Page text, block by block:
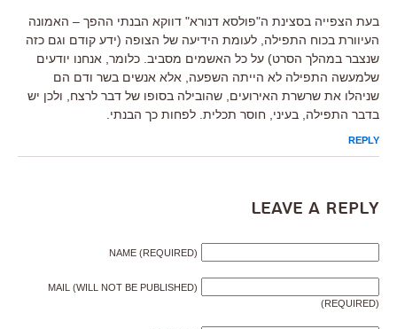
בעת הצפייה בסצינת ה"פולסא דנורא" דווקא הבנתי ההפך – האמונה
העיוורת בכוח התפילה, לעומת הידיעה של הצופה (ידע קודם וגם כזה
שנצבר במהלך הסרט) על כל האשמים מסביב. כלומר, אנחנו יודעים
שלמעשה התפילה לא הייתה השפעה, אלא אנשים בשר ודם הם
שניהלו את שרשרת האירועים, שהובילה בסופו של דבר לרצח, ולכן יש
בדבר התפילה, בעיני, חוסר תכלית. לפחות כך הבנתי.
REPLY
Leave a Reply
NAME (REQUIRED)
MAIL (WILL NOT BE PUBLISHED)
(REQUIRED)